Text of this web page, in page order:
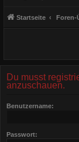
Startseite Foren-
Du musst
anzuschauen.
Benutzername:
Passwort: